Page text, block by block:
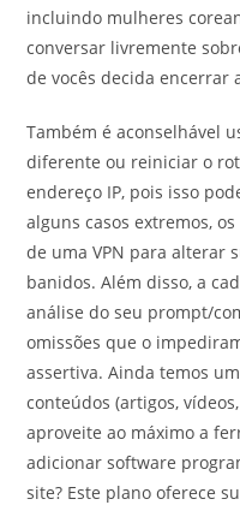
incluindo mulheres
conversar livremente
de vocês decida encerrar
‌Também é aconselhável
diferente⁤ ou reiniciar o
endereço IP, pois isso
alguns casos extremos,
de uma VPN para alterar
banidos. Além disso, a
análise do seu prompt/
omissões que o
assertiva. Ainda temos
conteúdos (artigos,
aproveite ao máximo a
adicionar software
site? Este plano oferece